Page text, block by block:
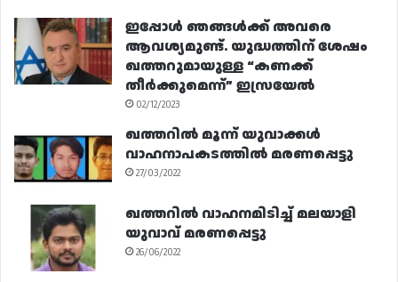
ഇപ്പോൾ ഞങ്ങൾക്ക് അവരെ
ആവശ്യമുണ്ട്. യുദ്ധത്തിന് ശേഷം
ഖത്തറുമായുള്ള “കണക്ക്
തീർക്കുമെന്ന്” ഇസ്രയേൽ
02/12/2023
ഖത്തറിൽ മൂന്ന് യുവാക്കൾ
വാഹനാപകടത്തിൽ മരണപ്പെട്ടു
27/03/2022
ഖത്തറിൽ വാഹനമിടിച്ച് മലയാളി
യുവാവ് മരണപ്പെട്ടു
26/06/2022